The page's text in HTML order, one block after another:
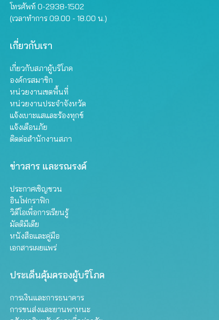
โทรศัพท์ 0-2938-1502
(เวลาทำการ 09.00 - 18.00 น.)
เกี่ยวกับเรา
เกี่ยวกับสภาผู้บริโภค
องค์กรสมาชิก
หน่วยงานเขตพื้นที่
หน่วยงานประจำจังหวัด
แจ้งเบาะแสและร้องทุกข์
แจ้งเตือนภัย
ติดต่อสำนักงานสภา
ข่าวสาร และรณรงค์
ประกาศเชิญชวน
อินโฟกราฟิก
วิดีโอเพื่อการเรียนรู้
มัลติมีเดีย
หนังสือและคู่มือ
เอกสารเผยแพร่
ประเด็นคุ้มครองผู้บริโภค
การเงินและการธนาคาร
การขนส่งและยานพาหนะ